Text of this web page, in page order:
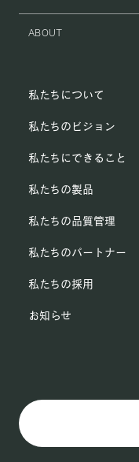
ABOUT
私たちについて
私たちのビジョン
私たちにできること
私たちの製品
私たちの品質管理
私たちのパートナー
私たちの採用
お知らせ